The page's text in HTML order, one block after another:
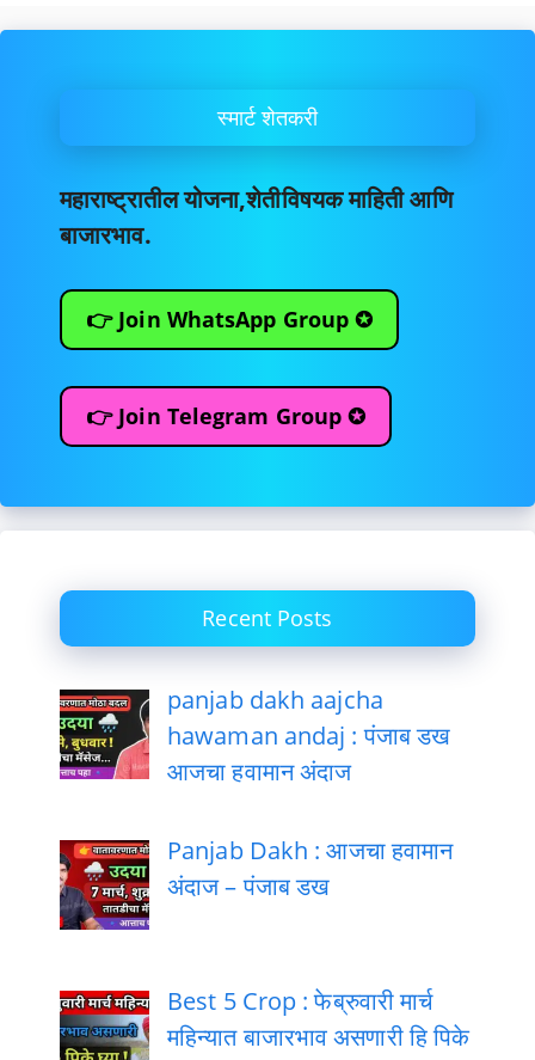
स्मार्ट शेतकरी
महाराष्ट्रातील योजना,शेतीविषयक माहिती आणि
बाजारभाव.
👉 Join WhatsApp Group ✪
👉 Join Telegram Group ✪
Recent Posts
panjab dakh aajcha
hawaman andaj : पंजाब डख
आजचा हवामान अंदाज
Panjab Dakh : आजचा हवामान
अंदाज – पंजाब डख
Best 5 Crop : फेब्रुवारी मार्च
महिन्यात बाजारभाव असणारी हि पिके